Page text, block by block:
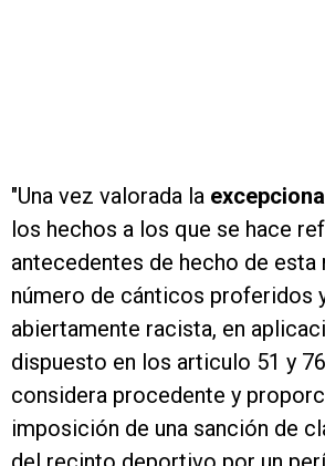
"Una vez valorada la
los hechos a los que se hace
antecedentes de hecho de esta
número de cánticos proferidos
abiertamente racista, en
dispuesto en los articulo 51 y
considera procedente y
imposición de una sanción de